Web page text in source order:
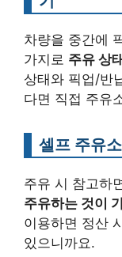
차량을 중간에
가지로 주유 상
상태와 픽업/반
다면 직접 주유
셀프 주유
주유 시 참고하
주유하는 것이
이용하면 정산
있으니까요.